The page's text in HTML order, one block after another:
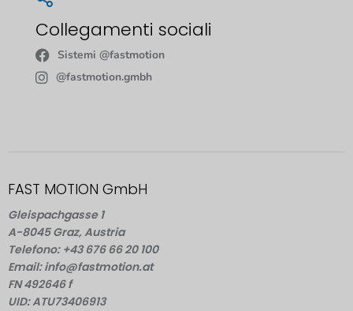
Collegamenti sociali
Sistemi @fastmotion
@fastmotion.gmbh
FAST MOTION GmbH
Gleispachgasse 1
A-8045 Graz, Austria
Telefono: +43 676 66 20 100
Email: info@fastmotion.at
FN 492646 f
UID: ATU73406913